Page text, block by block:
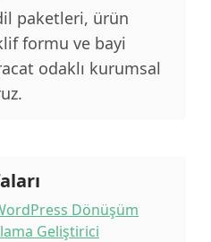
paketleri, ürün
formu ve bayi
odaklı kurumsal
Dönüşüm
Geliştirici